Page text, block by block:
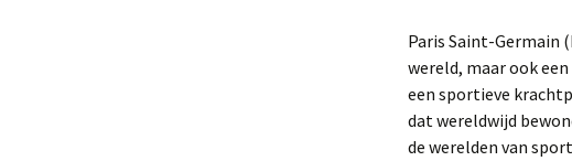
Paris Saint-Germain
wereld, maar ook
een sportieve
dat wereldwijd
de werelden van